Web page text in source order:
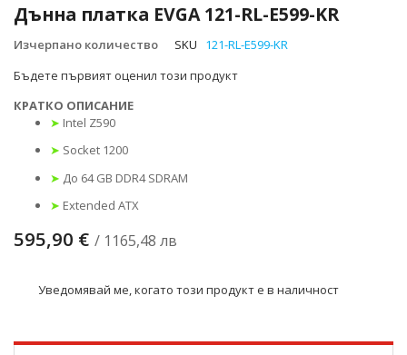
Дънна платка EVGA 121-RL-E599-KR
Изчерпано количество SKU
121-RL-E599-KR
Бъдете първият оценил този продукт
КРАТКО ОПИСАНИЕ
➤ Intel Z590
➤ Socket 1200
➤ До 64 GB DDR4 SDRAM
➤ Extended ATX
595,90 € / 1165,48 лв
Уведомявай ме, когато този продукт е в наличност
към
началото
на
със